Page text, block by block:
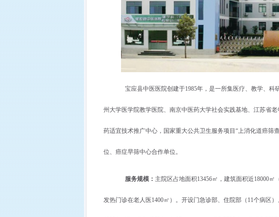
宝应县中医医院创建于1985年，是一所集医疗、教学、科
州大学医学院教学医院、南京中医药大学社会实践基地、江苏省
药适宜技术推广中心，国家重大公共卫生服务项目“上消化道癌
位、癌症早筛中心合作单位。
服务规模： 主院区占地面积13456㎡，建筑面积近18000㎡
发热门诊在老人医1400㎡）。开设门急诊部、住院部（ 11个病区）